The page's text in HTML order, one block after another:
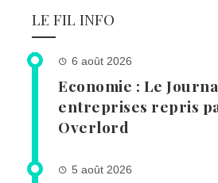
LE FIL INFO
6 août 2026
Economie : Le
entreprises repris
Overlord
5 août 2026